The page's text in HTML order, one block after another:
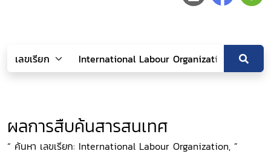
ผลการสืบค้นสารสนเทศ
“ ค้นหา เลขเรียก: International Labour Organization, ”